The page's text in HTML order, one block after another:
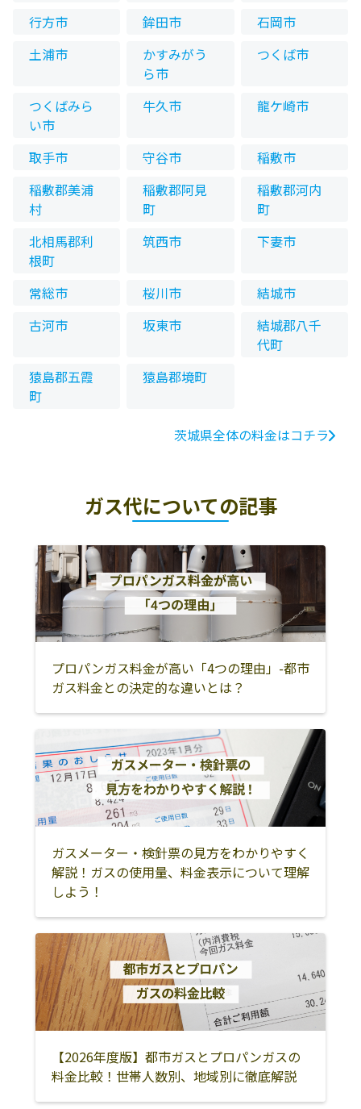
行方市
鉾田市
石岡市
土浦市
かすみがう
ら市
つくば市
つくばみら
い市
牛久市 龍ケ崎市
取手市 守谷市
稲敷市
稲敷郡美浦
村
稲敷郡阿見
町
稲敷郡河内
町
北相馬郡利
根町
筑西市 下妻市
常総市 桜川市
結城市
古河市
坂東市
結城郡八千
代町
猿島郡五霞
町
猿島郡境町
茨城県全体の料金はコチラ
ガス代についての記事
プロパンガス料金が高い「4つの理由」-都市
ガス料金との決定的な違いとは？
ガスメーター・検針票の見方をわかりやすく
解説！ガスの使用量、料金表示について理解
しよう！
【2026年度版】都市ガスとプロパンガスの
料金比較！世帯人数別、地域別に徹底解説